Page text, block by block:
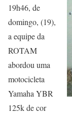
19h46, de
domingo, (19),
a equipe da
ROTAM
abordou uma
motocicleta
Yamaha YBR
125k de cor